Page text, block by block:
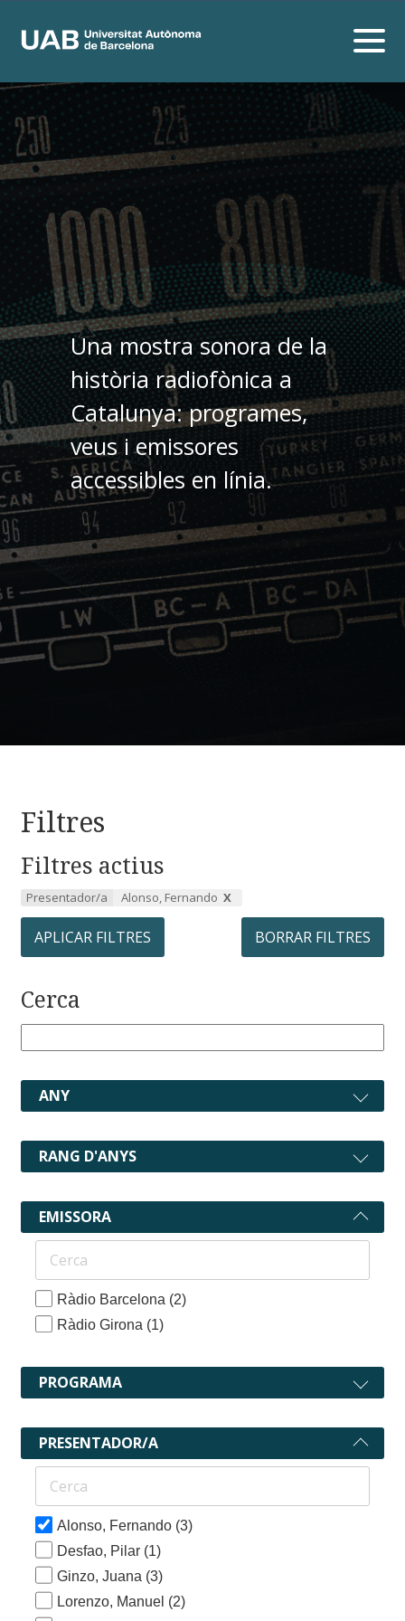
Una mostra sonora de la
història radiofònica a
Catalunya: programes,
veus i emissores
accessibles en línia.
Filtres
Filtres actius
Presentador/a Alonso, Fernando
APLICAR FILTRES BORRAR FILTRES
Cerca
ANY
RANG D'ANYS
EMISSORA
Ràdio Barcelona (2)
Ràdio Girona (1)
PROGRAMA
PRESENTADOR/A
Alonso, Fernando (3)
Desfao, Pilar (1)
Ginzo, Juana (3)
Lorenzo, Manuel (2)